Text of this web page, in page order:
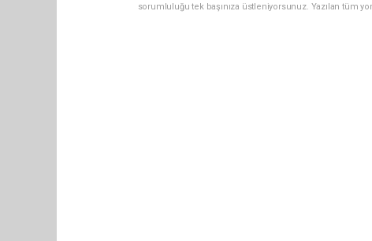
sorumluluğu tek başınıza üstleniyorsunuz. Yazılan tüm